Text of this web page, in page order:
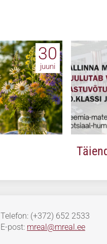
30
juuni
Telefon: (+372) 652 2533
E-post: mreal@mreal.ee